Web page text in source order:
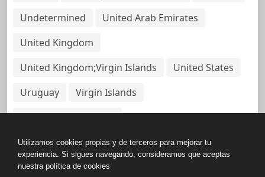
Undetermined
United Arab Emirates
United Kingdom
United Kingdom;Virgin Islands
United States
Uruguay
Virgin Islands
Virgin Islands, British
Utilizamos cookies propias y de terceros para mejorar tu
experiencia. Si sigues navegando, consideramos que aceptas
nuestra política de cookies